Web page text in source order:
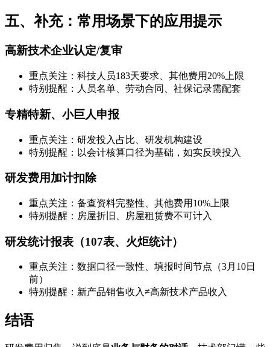
五、补充：常用场景下的应用提示
高新技术企业认定/复审
重点关注：科技人员183天要求、其他费用20%上限
特别提醒：人员名单、劳动合同、社保记录需配套
专精特新、小巨人申报
重点关注：研发投入占比、研发机构建设
特别提醒：以会计核算口径为基础，如实反映投入
研发费用加计扣除
重点关注：备查资料完整性、其他费用10%上限
特别提醒：房屋折旧、房屋租赁费不可计入
研发统计报表（107表、火炬统计）
重点关注：数据口径一致性、填报时间节点（3月10日
前）
特别提醒：新产品销售收入≠高新技术产品收入
结语